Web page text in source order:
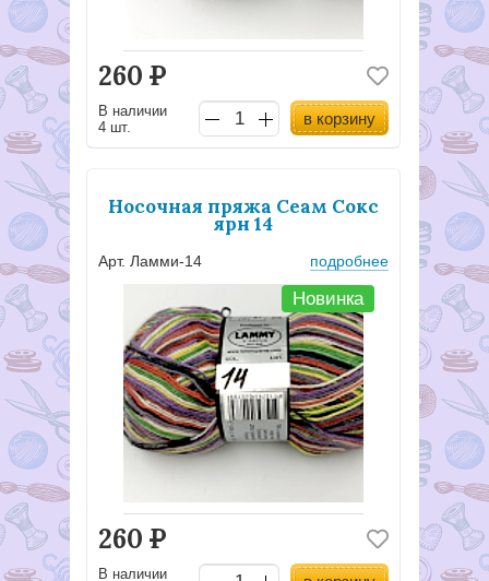
260 Р
В наличии
4 шт.
в корзину
Носочная пряжа Сеам Сокс
ярн 14
Арт. Ламми-14 подробнее
Новинка
260 Р
В наличии